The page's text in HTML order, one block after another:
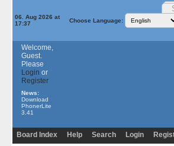
06. Aug 2026 at
17:37
Choose Language:
Welcome,
Guest.
Please
Login or
Register
News:
Download
PhonerLite
3.41
Board Index Help Search Login